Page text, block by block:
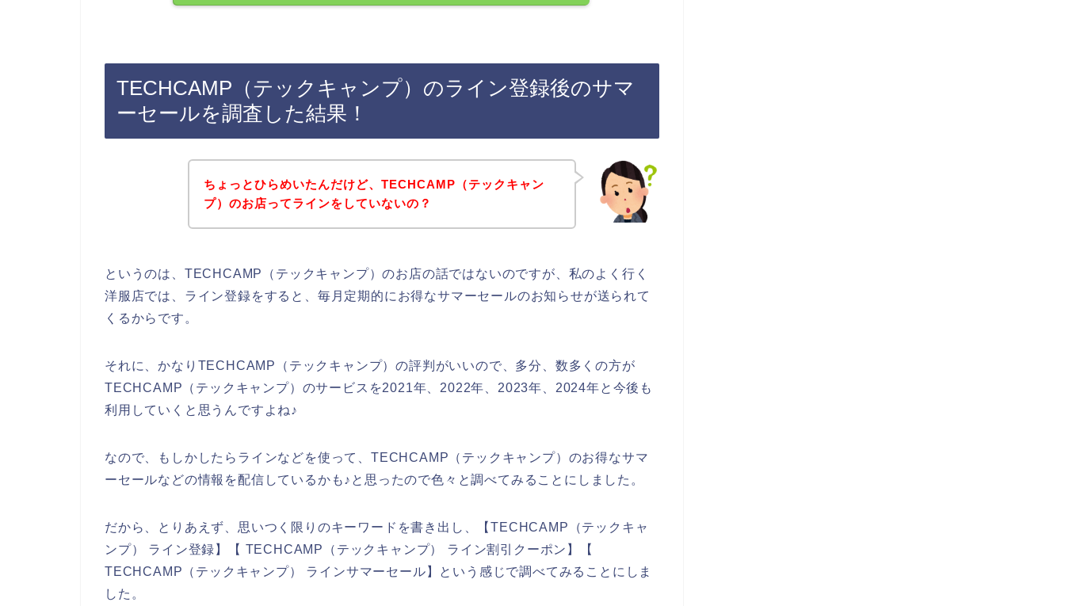
TECHCAMP（テックキャンプ）のライン登録後のサマ
ーセールを調査した結果！
ちょっとひらめいたんだけど、TECHCAMP（テックキャン
プ）のお店ってラインをしていないの？
というのは、TECHCAMP（テックキャンプ）のお店の話ではないのですが、私のよく行く
洋服店では、ライン登録をすると、毎月定期的にお得なサマーセールのお知らせが送られて
くるからです。
それに、かなりTECHCAMP（テックキャンプ）の評判がいいので、多分、数多くの方が
TECHCAMP（テックキャンプ）のサービスを2021年、2022年、2023年、2024年と今後も
利用していくと思うんですよね♪
なので、もしかしたらラインなどを使って、TECHCAMP（テックキャンプ）のお得なサマ
ーセールなどの情報を配信しているかも♪と思ったので色々と調べてみることにしました。
だから、とりあえず、思いつく限りのキーワードを書き出し、【TECHCAMP（テックキャ
ンプ） ライン登録】【 TECHCAMP（テックキャンプ） ライン割引クーポン】【
TECHCAMP（テックキャンプ） ラインサマーセール】という感じで調べてみることにしま
した。